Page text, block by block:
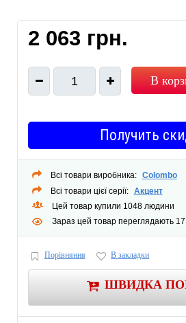
2 063 грн.
1 В
Получить
Всі товари виробника: Colombo
Всі товари цієї серії: Акцент
Цей товар купили 1048 людини
Зараз цей товар переглядають
Порівняння В закладки
ШВИДКА